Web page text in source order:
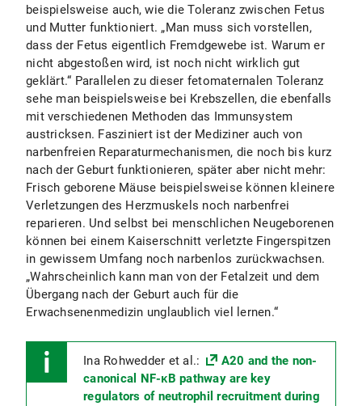
beispielsweise auch, wie die Toleranz zwischen Fetus
und Mutter funktioniert. „Man muss sich vorstellen,
dass der Fetus eigentlich Fremdgewebe ist. Warum er
nicht abgestoßen wird, ist noch nicht wirklich gut
geklärt.“ Parallelen zu dieser fetomaternalen Toleranz
sehe man beispielsweise bei Krebszellen, die ebenfalls
mit verschiedenen Methoden das Immunsystem
austricksen. Fasziniert ist der Mediziner auch von
narbenfreien Reparaturmechanismen, die noch bis kurz
nach der Geburt funktionieren, später aber nicht mehr:
Frisch geborene Mäuse beispielsweise können kleinere
Verletzungen des Herzmuskels noch narbenfrei
reparieren. Und selbst bei menschlichen Neugeborenen
können bei einem Kaiserschnitt verletzte Fingerspitzen
in gewissem Umfang noch narbenlos zurückwachsen.
„Wahrscheinlich kann man von der Fetalzeit und dem
Übergang nach der Geburt auch für die
Erwachsenenmedizin unglaublich viel lernen.“
Ina Rohwedder et al.:
A20 and the non-
canonical NF-κB pathway are key
regulators of neutrophil recruitment during